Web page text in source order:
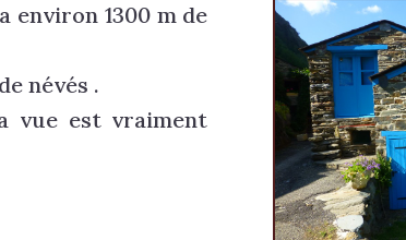
environ 1300 m de
névés .
vue est vraiment